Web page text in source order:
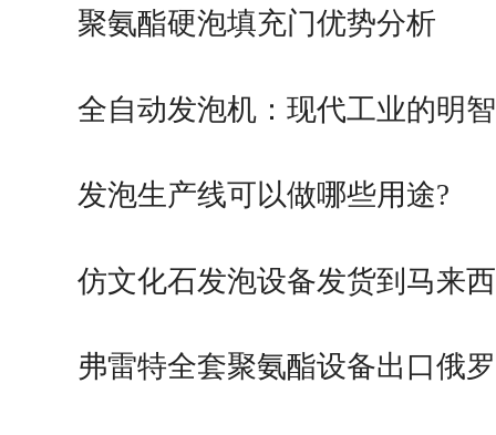
聚氨酯硬泡填充门优势分析
全自动发泡机：现代工业的明
择…
发泡生产线可以做哪些用途?
仿文化石发泡设备发货到马来
弗雷特全套聚氨酯设备出口俄